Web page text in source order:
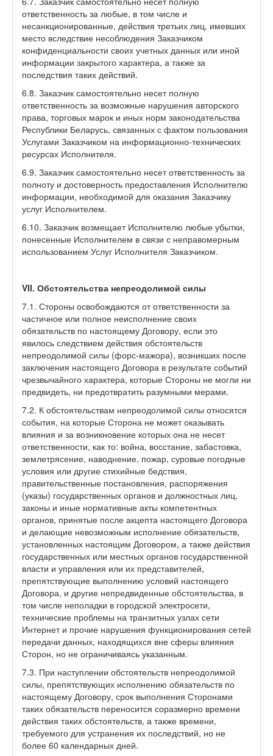
ответственность за любые, в том числе и
несанкционированные, действия третьих лиц, имевших
место вследствие несоблюдения Заказчиком
конфиденциальности своих учетных данных или иной
информации закрытого характера, а также за
последствия таких действий.
6.8. Заказчик самостоятельно несет полную
ответственность за возможные нарушения авторского
права, торговых марок и иных норм законодательства
Республики Беларусь, связанных с фактом пользования
Услугами Заказчиком на информационно-технических
ресурсах Исполнителя.
6.9. Заказчик самостоятельно несет ответственность за
полноту и достоверность предоставления Исполнителю
информации, необходимой для оказания Заказчику
услуг Исполнителем.
6.10. Заказчик возмещает Исполнителю любые убытки,
понесенные Исполнителем в связи с неправомерным
использованием Услуг Исполнителя Заказчиком.
VII. Обстоятельства непреодолимой силы
7.1. Стороны освобождаются от ответственности за
частичное или полное неисполнение своих
обязательств по настоящему Договору, если это
явилось следствием действия обстоятельств
непреодолимой силы (форс-мажора), возникших после
заключения настоящего Договора в результате событий
чрезвычайного характера, которые Стороны не могли ни
предвидеть, ни предотвратить разумными мерами.
7.2. К обстоятельствам непреодолимой силы относятся
события, на которые Сторона не может оказывать
влияния и за возникновение которых она не несет
ответственности, как то: война, восстание, забастовка,
землетрясение, наводнение, пожар, суровые погодные
условия или другие стихийные бедствия,
правительственные постановления, распоряжения
(указы) государственных органов и должностных лиц,
законы и иные нормативные акты компетентных
органов, принятые после акцепта настоящего Договора
и делающие невозможным исполнение обязательств,
установленных настоящим Договором, а также действия
государственных или местных органов государственной
власти и управления или их представителей,
препятствующие выполнению условий настоящего
Договора, и другие непредвиденные обстоятельства, в
том числе неполадки в городской электросети,
технические проблемы на транзитных узлах сети
Интернет и прочие нарушения функционирования сетей
передачи данных, находящихся вне сферы влияния
Сторон, но не ограничиваясь указанным.
7.3. При наступлении обстоятельств непреодолимой
силы, препятствующих исполнению обязательств по
настоящему Договору, срок выполнения Сторонами
таких обязательств переносится соразмерно времени
действия таких обстоятельств, а также времени,
требуемого для устранения их последствий, но не
более 60 календарных дней.